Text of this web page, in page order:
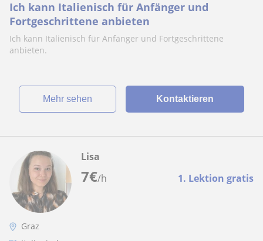
Ich kann Italienisch für Anfänger und
Fortgeschrittene anbieten
Ich kann Italienisch für Anfänger und Fortgeschrittene
anbieten.
Mehr sehen Kontaktieren
7€/h 1. Lektion gratis
Lisa
Graz